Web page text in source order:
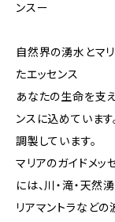
ンスー
自然界の湧水とマ
たエッセンス
あなたの生命を支え
ンスに込めていま
調製しています。
マリアのガイドメッ
には、川・滝・天然
リアマントラなどの